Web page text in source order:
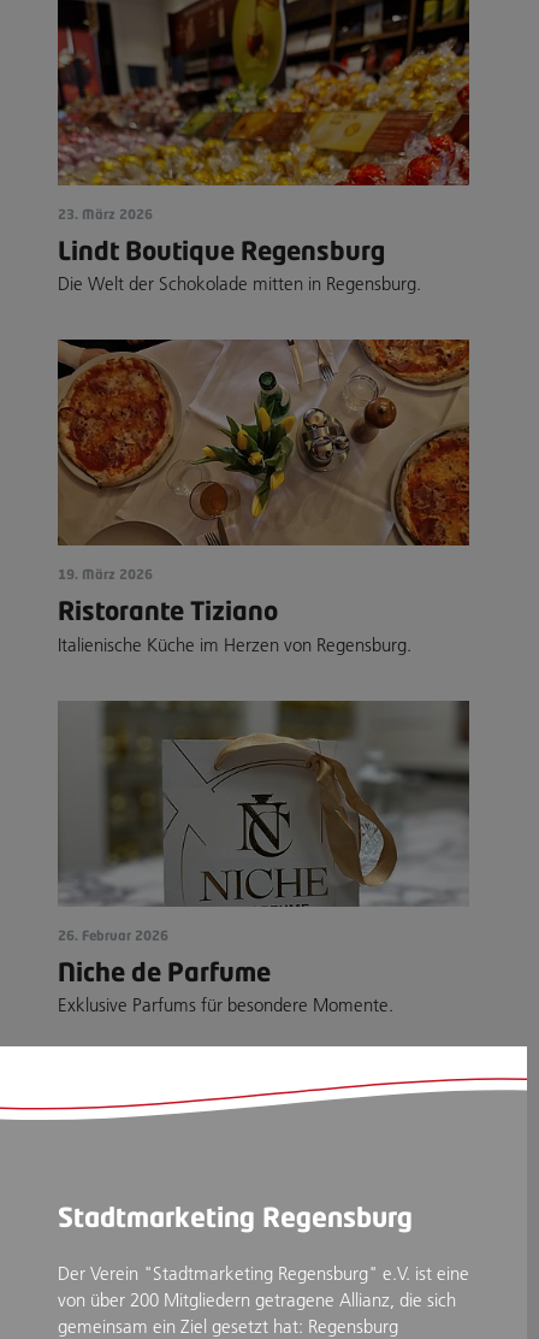
23. März 2026
Lindt Boutique Regensburg
Die Welt der Schokolade mitten in Regensburg.
19. März 2026
Ristorante Tiziano
Italienische Küche im Herzen von Regensburg.
26. Februar 2026
Niche de Parfume
Exklusive Parfums für besondere Momente.
Stadtmarketing Regensburg
Der Verein "Stadtmarketing Regensburg" e.V. ist eine
von über 200 Mitgliedern getragene Allianz, die sich
gemeinsam ein Ziel gesetzt hat: Regensburg